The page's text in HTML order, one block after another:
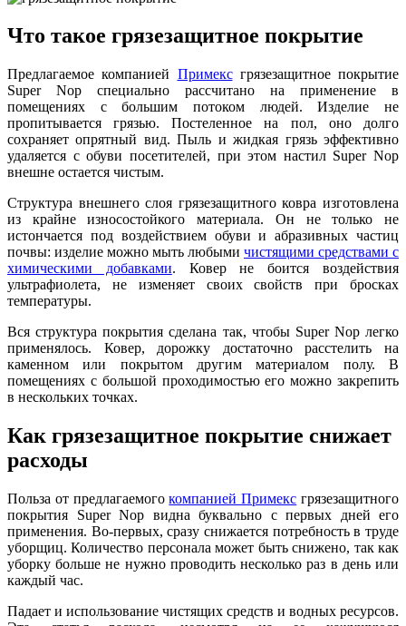
Что такое грязезащитное покрытие
Предлагаемое компанией Примексгрязезащитное покрытие
Super Nop специально рассчитано на применение в
помещениях с большим потоком людей. Изделие не
пропитывается грязью. Постеленное на пол, оно долго
сохраняет опрятный вид. Пыль и жидкая грязь эффективно
удаляется с обуви посетителей, при этом настил Super Nop
внешне остается чистым.
Структура внешнего слоя грязезащитного ковра изготовлена
из крайне износостойкого материала. Он не только не
истончается под воздействием обуви и абразивных частиц
почвы: изделие можно мыть любыми чистящими средствами с
химическими добавками. Ковер не боится воздействия
ультрафиолета, не изменяет своих свойств при бросках
температуры.
Вся структура покрытия сделана так, чтобы Super Nop легко
применялось. Ковер, дорожку достаточно расстелить на
каменном или покрытом другим материалом полу. В
помещениях с большой проходимостью его можно закрепить
в нескольких точках.
Как грязезащитное покрытие снижает
расходы
Польза от предлагаемогокомпанией Примекс грязезащитного
покрытия Super Nop видна буквально с первых дней его
применения. Во-первых, сразу снижается потребность в труде
уборщиц. Количество персонала может быть снижено, так как
уборку больше не нужно проводить несколько раз в день или
каждый час.
Падает и использование чистящих средств и водных ресурсов.